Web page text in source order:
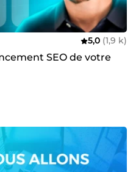
5,0 (1,9 k)
SEO de votre